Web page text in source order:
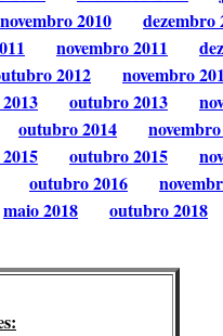
novembro 2010
dezembro
novembro 2011
2012
novembro
outubro 2013
outubro 2014
outubro 2015
outubro 2016
maio 2018 outubro 2018